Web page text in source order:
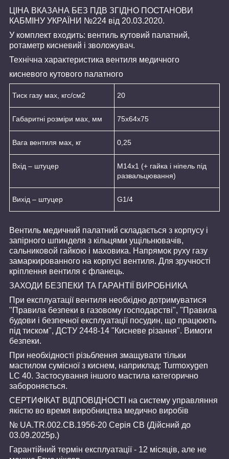
ЦІНА ВКАЗАНА БЕЗ ПДВ ЗГІДНО ПОСТАНОВИ
КАБМІНУ УКРАЇНИ №224 від 20.03.2020.
У комплект входить: вентиль кутовий палатний,
ротаметр кисневий і зволожувач.
Технічна характеристика вентиля медичного
кисневого кутового палатного
Тиск газу мах, кгс/см2 20
Габаритні розміри мах, мм 75x64x75
Вага вентиля мах, кг 0,25
Вхід – штуцер
М14x1 (+ гайка і ніпель під
развальцювання)
Вихід – штуцер G1/4
Вентиль медичний палатний складається з корпусу і
запірного шпинделя з кільцями ущільнювачів,
сальниковой гайкою і маховика. Напрямок руху газу
замаркированного на корпусі вентиля. Для зручності
кріплення вентиля є фланець.
ЗАХОДИ БЕЗПЕКИ ТА ГАРАНТІЇ ВИРОБНИКА
При експлуатації вентиля необхідно дотримуватися
"Правила безпеки в газовому господарстві", "Правила
будови і безпечної експлуатації посудин, що працюють
під тиском", ДСТУ 2448-14 "Кисневе різання". Вимоги
безпеки.
При необхідності різьблення змащувати тільки
мастилом сумісної з киснем, наприклад: Turmoxygen
LC 40. Застосування іншого мастила категорично
забороняється.
СЕРТИФІКАТ ВІДПОВІДНОСТІ на систему управляння
якістю во время виробництва медично виробів
№ UA.TR.002.CB.1956-20 Серія СВ (Дійсний до
03.09.2025р.)
Гарантійний термін експлуатації - 12 місяців, але не